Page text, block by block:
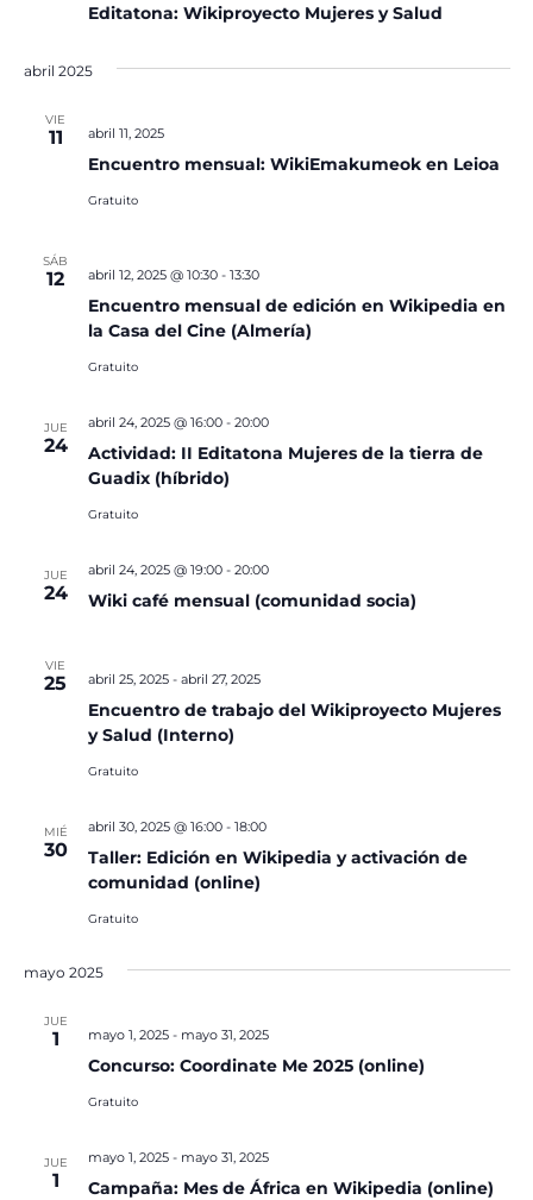
Editatona: Wikiproyecto Mujeres y Salud
abril 2025
VIE
11
Encuentro mensual: WikiEmakumeok en Leioa
abril 11, 2025
Gratuito
SÁB
12
Encuentro mensual de edición en Wikipedia en
la Casa del Cine (Almería)
abril 12, 2025 @ 10:30- 13:30
Gratuito
JUE
24
Actividad: II Editatona Mujeres de la tierra de
Guadix (híbrido)
abril 24, 2025 @ 16:00- 20:00
Gratuito
JUE
24 Wiki café mensual (comunidad socia)
abril 24, 2025 @ 19:00- 20:00
VIE
25
Encuentro de trabajo del Wikiproyecto Mujeres
y Salud (Interno)
abril 25, 2025- abril 27, 2025
Gratuito
MIÉ
30
Taller: Edición en Wikipedia y activación de
comunidad (online)
abril 30, 2025 @ 16:00- 18:00
Gratuito
mayo 2025
JUE
1
Concurso: Coordinate Me 2025 (online)
mayo 1, 2025- mayo 31, 2025
Gratuito
JUE
1 Campaña: Mes de África en Wikipedia (online)
mayo 1, 2025- mayo 31, 2025